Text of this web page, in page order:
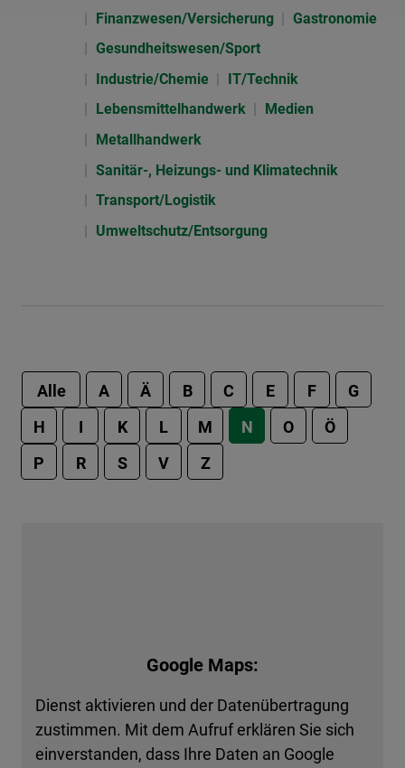
Finanzwesen/Versicherung
Gastronomie
Gesundheitswesen/Sport
Industrie/Chemie
IT/Technik
Lebensmittelhandwerk
Medien
Metallhandwerk
Sanitär-, Heizungs- und Klimatechnik
Transport/Logistik
Umweltschutz/Entsorgung
Alle A Ä B C E F
G
H
I K L M N O
Ö
P
R S V Z
Google Maps:
Dienst aktivieren und der Datenübertragung
zustimmen. Mit dem Aufruf erklären Sie sich
einverstanden, dass Ihre Daten an Google